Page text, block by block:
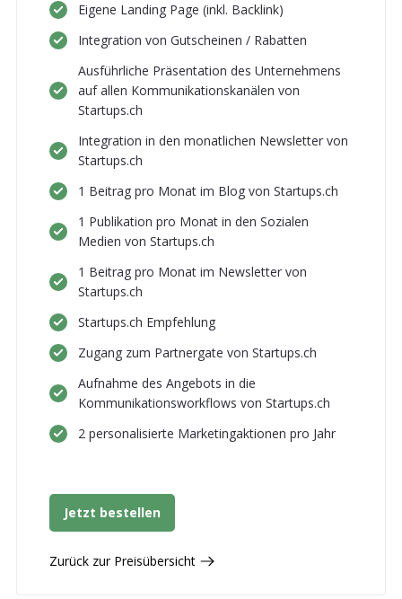
Eigene Landing Page (inkl. Backlink)
Integration von Gutscheinen / Rabatten
Ausführliche Präsentation des Unternehmens
auf allen Kommunikationskanälen von
Startups.ch
Integration in den monatlichen Newsletter von
Startups.ch
1 Beitrag pro Monat im Blog von Startups.ch
1 Publikation pro Monat in den Sozialen
Medien von Startups.ch
1 Beitrag pro Monat im Newsletter von
Startups.ch
Startups.ch Empfehlung
Zugang zum Partnergate von Startups.ch
Aufnahme des Angebots in die
Kommunikationsworkflows von Startups.ch
2 personalisierte Marketingaktionen pro Jahr
Jetzt bestellen
Zurück zur Preisübersicht